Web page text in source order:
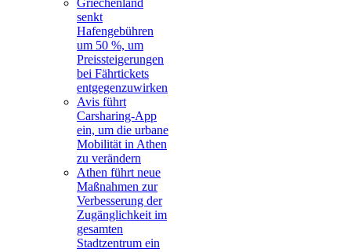
Griechenland
senkt
Hafengebühren
um 50 %, um
Preissteigerungen
bei Fährtickets
entgegenzuwirken
Avis führt
Carsharing-App
ein, um die urbane
Mobilität in Athen
zu verändern
Athen führt neue
Maßnahmen zur
Verbesserung der
Zugänglichkeit im
gesamten
Stadtzentrum ein